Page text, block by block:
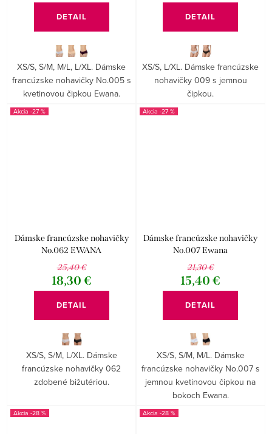
DETAIL
XS/S, S/M, M/L, L/XL. Dámske
francúzske nohavičky No.005 s
kvetinovou čipkou Ewana.
DETAIL
XS/S, L/XL. Dámske francúzske
nohavičky 009 s jemnou
čipkou.
-27 %
Dámske francúzske nohavičky
No.062 EWANA
25,40 €
18,30 €
DETAIL
XS/S, S/M, L/XL. Dámske
francúzske nohavičky 062
zdobené bižutériou.
-27 %
Dámske francúzske nohavičky
No.007 Ewana
21,30 €
15,40 €
DETAIL
XS/S, S/M, M/L. Dámske
francúzske nohavičky No.007 s
jemnou kvetinovou čipkou na
bokoch Ewana.
-28 % -28 %